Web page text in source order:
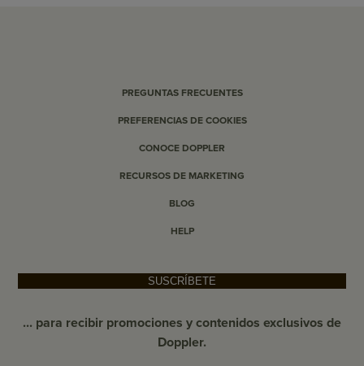
SUSCRÍBETE
... para recibir promociones y contenidos exclusivos de
Doppler.
PREGUNTAS FRECUENTES
PREFERENCIAS DE COOKIES
CONOCE DOPPLER
RECURSOS DE MARKETING
BLOG
HELP